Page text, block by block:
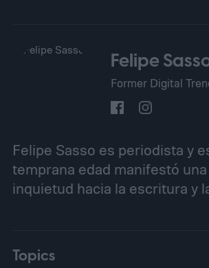
Felipe
Former Digital
Felipe Sasso es periodista y
temprana edad manifestó
inquietud hacia la escritura y
Topics